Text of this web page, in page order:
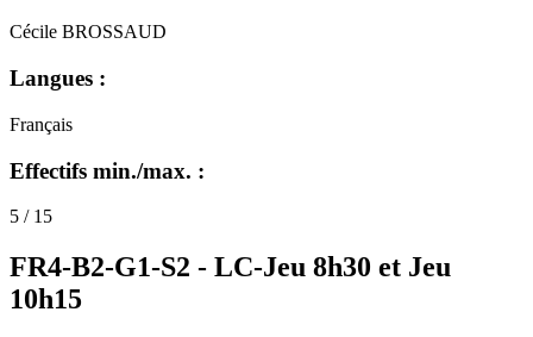
Cécile BROSSAUD
Langues :
Français
Effectifs min./max. :
5 / 15
FR4-B2-G1-S2 - LC-Jeu 8h30 et Jeu
10h15